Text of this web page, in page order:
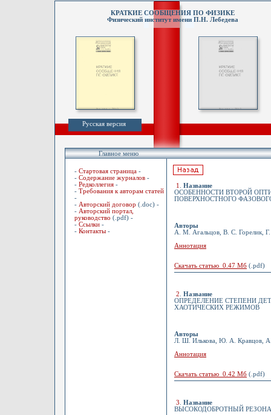
КРАТКИЕ СООБЩЕНИЯ ПО ФИЗИКЕ
Физический институт имени П.Н. Лебедева
Русская версия
Главное меню
- Стартовая страница -
- Содержание журналов -
- Редколлегия -
- Требования к авторам статей
-
- Авторский договор (.doc) -
- Авторский портал,
руководство (.pdf) -
- Ссылки -
- Контакты -
1
Название
ОСОБЕННОСТИ ВТОРОЙ
ПОВЕРХНОСТНОГО
Авторы
А. М. Агальцов, В. С. Горелик,
Аннотация
Скачать статью 0.47 Мб (.pdf)
2
Название
ОПРЕДЕЛЕНИЕ СТЕПЕНИ
ХАОТИЧЕСКИХ РЕЖИМОВ
Авторы
Л. Ш. Илькова, Ю. А. Кравцов,
Аннотация
Скачать статью 0.42 Мб (.pdf)
3
Название
ВЫСОКОДОБРОТНЫЙ